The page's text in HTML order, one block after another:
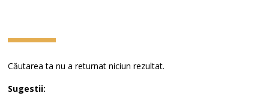
Căutarea ta nu a returnat niciun rezultat.
Sugestii: